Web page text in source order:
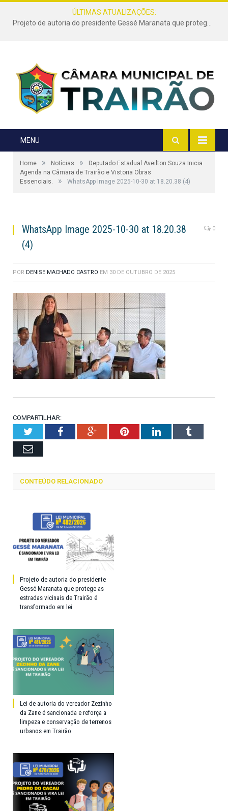
ÚLTIMAS ATUALIZAÇÕES:
Projeto de autoria do presidente Gessé Maranata que protege as estradas vicinais de Trairão é transformado em lei
MENU
Home » Notícias »
Deputado Estadual Aveilton Souza Inicia
Agenda na Câmara de Trairão e Vistoria Obras
Essenciais.
» WhatsApp Image 2025-10-30 at 18.20.38 (4)
WhatsApp Image 2025-10-30 at 18.20.38
(4)
0
POR DENISE MACHADO CASTRO EM 30 DE OUTUBRO DE 2025
COMPARTILHAR:
TwitterFacebookGoogle+PinterestLinkedInTumblr
Email
CONTEÚDO RELACIONADO
Projeto de autoria do presidente
Gessé Maranata que protege as
estradas vicinais de Trairão é
transformado em lei
Lei de autoria do vereador Zezinho
da Zane é sancionada e reforça a
limpeza e conservação de terrenos
urbanos em Trairão